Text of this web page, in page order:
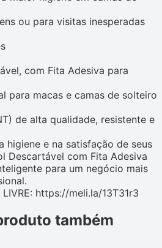
ou para visitas inesperadas
com Fita Adesiva para
para macas e camas de solteiro
de alta qualidade, resistente e
higiene e na satisfação de seus
Descartável com Fita Adesiva
para um negócio mais
LIVRE: https://meli.la/13T31r3
também